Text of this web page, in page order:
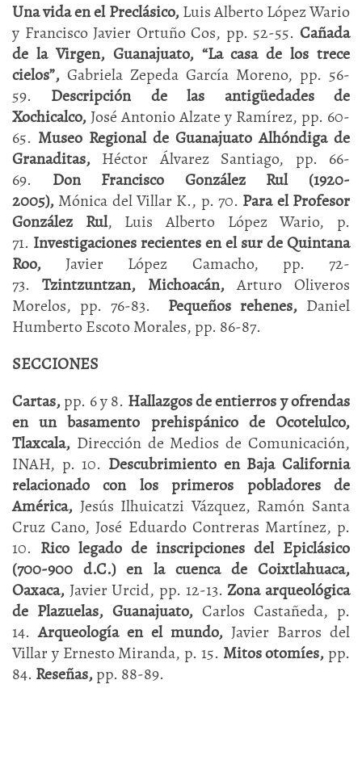
Una vida en el Preclásico,Luis Alberto López Wario
y Francisco Javier Ortuño Cos, pp. 52-55. Cañada
de la Virgen, Guanajuato, “La casa de los trece
cielos”, Gabriela Zepeda García Moreno, pp. 56-
59. Descripción de las antigüedades de
Xochicalco, José Antonio Alzate y Ramírez, pp. 60-
65. Museo Regional de Guanajuato Alhóndiga de
Granaditas, Héctor Álvarez Santiago, pp. 66-
69. Don Francisco González Rul (1920-
2005), Mónica del Villar K., p. 70. Para el Profesor
González Rul, Luis Alberto López Wario, p.
71. Investigaciones recientes en el sur de Quintana
Roo, Javier López Camacho, pp. 72-
73. Tzintzuntzan, Michoacán, Arturo Oliveros
Morelos, pp. 76-83.
Pequeños rehenes, Daniel
Humberto Escoto Morales, pp. 86-87.
SECCIONES
Cartas,pp. 6 y 8. Hallazgos de entierros y ofrendas
en un basamento prehispánico de Ocotelulco,
Tlaxcala, Dirección de Medios de Comunicación,
INAH, p. 10. Descubrimiento en Baja California
relacionado con los primeros pobladores de
América, Jesús Ilhuicatzi Vázquez, Ramón Santa
Cruz Cano, José Eduardo Contreras Martínez, p.
10. Rico legado de inscripciones del Epiclásico
(700-900 d.C.) en la cuenca de Coixtlahuaca,
Oaxaca, Javier Urcid, pp. 12-13. Zona arqueológica
de Plazuelas, Guanajuato, Carlos Castañeda, p.
14.Arqueología en el mundo, Javier Barros del
Villar y Ernesto Miranda, p. 15. Mitos otomíes, pp.
84. Reseñas,pp. 88-89.